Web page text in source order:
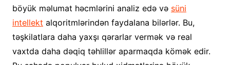
böyük məlumat həcmlərini analiz edə və süni
intellekt alqoritmlərindən faydalana bilərlər. Bu,
təşkilatlara daha yaxşı qərarlar vermək və real
vaxtda daha dəqiq təhlillər aparmaqda kömək edir.